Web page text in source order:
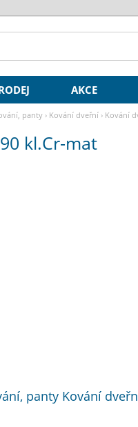
panty› Kování dveřní› Kování
kl.Cr-mat
panty Kování
AKCE